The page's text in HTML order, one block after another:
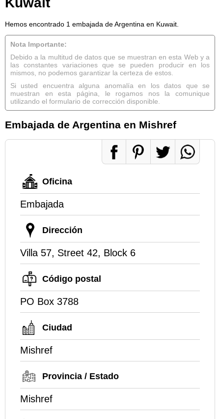
Hemos encontrado 1 embajada de Argentina en Kuwait.
Nota Importante:
Debido a la multitud de datos que se muestran en esta Web y a
las constantes variaciones que se pueden producir en los
mismos, no podemos garantizar la certeza de estos.
Si usted encuentra alguna anomalía en los datos que se
muestran en esta página, le rogamos nos la comunique
utilizando el formulario de corrección disponible.
Embajada de Argentina en Mishref
Oficina
Embajada
Dirección
Villa 57, Street 42, Block 6
Código postal
PO Box 3788
Ciudad
Mishref
Provincia / Estado
Mishref